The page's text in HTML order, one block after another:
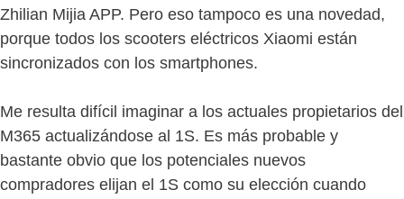
Zhilian Mijia APP. Pero eso tampoco es una novedad,
porque todos los scooters eléctricos Xiaomi están
sincronizados con los smartphones.
Me resulta difícil imaginar a los actuales propietarios del
M365 actualizándose al 1S. Es más probable y
bastante obvio que los potenciales nuevos
compradores elijan el 1S como su elección cuando